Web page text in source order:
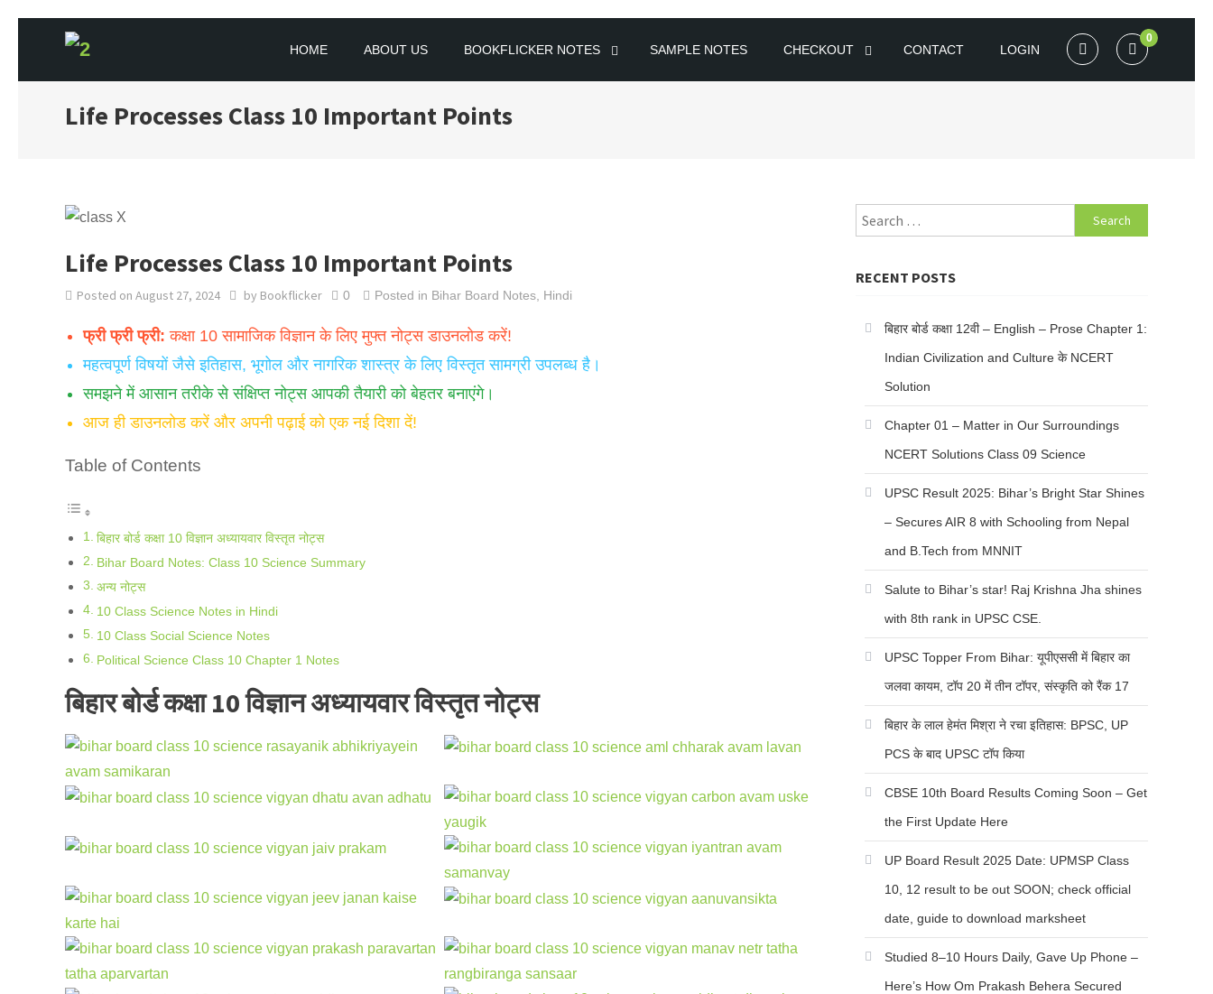
Skip to content
BOOKFLICKER NOTES
Gateway To Future
HOME ABOUT US BOOKFLICKER NOTES SAMPLE NOTES CHECKOUT CONTACT LOGIN
0
Life Processes Class 10 Important Points
Life Processes Class 10 Important Points
Posted on August 27, 2024 by Bookflicker 0 Posted in Bihar Board Notes Hindi
फ्री फ्री फ्री: कक्षा 10 सामाजिक विज्ञान के लिए मुफ्त नोट्स डाउनलोड करें!
महत्वपूर्ण विषयों जैसे इतिहास, भूगोल और नागरिक शास्त्र के लिए विस्तृत सामग्री उपलब्ध है।
समझने में आसान तरीके से संक्षिप्त नोट्स आपकी तैयारी को बेहतर बनाएंगे।
आज ही डाउनलोड करें और अपनी पढ़ाई को एक नई दिशा दें!
Table of Contents
बिहार बोर्ड कक्षा 10 विज्ञान अध्यायवार विस्तृत नोट्स
Bihar Board Notes: Class 10 Science Summary
अन्य नोट्स
10 Class Science Notes in Hindi
10 Class Social Science Notes
Political Science Class 10 Chapter 1 Notes
बिहार बोर्ड कक्षा 10 विज्ञान अध्यायवार विस्तृत नोट्स
Search for:
RECENT POSTS
बिहार बोर्ड कक्षा 12वी – English – Prose Chapter 1:
Indian Civilization and Culture के NCERT
Solution
Chapter 01 – Matter in Our Surroundings
NCERT Solutions Class 09 Science
UPSC Result 2025: Bihar’s Bright Star Shines
– Secures AIR 8 with Schooling from Nepal
and B.Tech from MNNIT
Salute to Bihar’s star! Raj Krishna Jha shines
with 8th rank in UPSC CSE.
UPSC Topper From Bihar: यूपीएससी में बिहार का
जलवा कायम, टॉप 20 में तीन टॉपर, संस्कृति को रैंक 17
बिहार के लाल हेमंत मिश्रा ने रचा इतिहास: BPSC, UP
PCS के बाद UPSC टॉप किया
CBSE 10th Board Results Coming Soon – Get
the First Update Here
UP Board Result 2025 Date: UPMSP Class
10, 12 result to be out SOON; check official
date, guide to download marksheet
Studied 8–10 Hours Daily, Gave Up Phone –
Here’s How Om Prakash Behera Secured